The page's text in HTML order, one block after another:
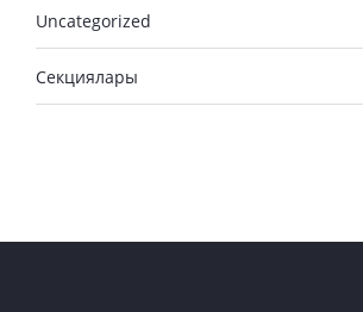
Uncategorized
Секциялары